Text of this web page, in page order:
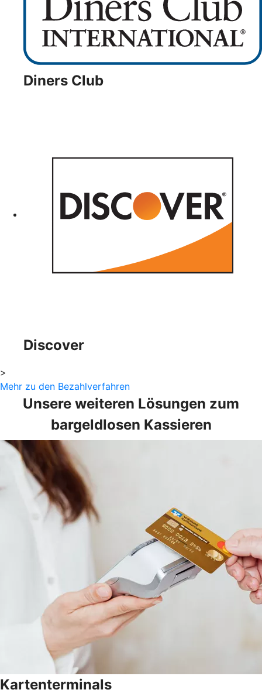
Diners Club
Discover
>
Mehr zu den Bezahlverfahren
Unsere weiteren Lösungen zum
bargeldlosen Kassieren
Kartenterminals